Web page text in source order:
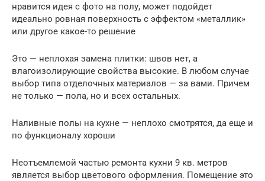
нравится идея с фото на полу, может подойдет
идеально ровная поверхность с эффектом «металлик»
или другое какое-то решение
Это — неплохая замена плитки: швов нет, а
влагоизолирующие свойства высокие. В любом случае
выбор типа отделочных материалов — за вами. Причем
не только — пола, но и всех остальных.
Наливные полы на кухне — неплохо смотрятся, да еще и
по функционалу хороши
Неотъемлемой частью ремонта кухни 9 кв. метров
является выбор цветового оформления. Помещение это